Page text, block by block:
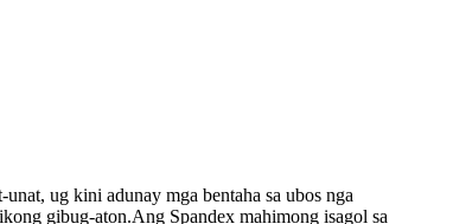
ug kini adunay mga bentaha sa ubos nga
gibug-aton.Ang Spandex mahimong isagol sa